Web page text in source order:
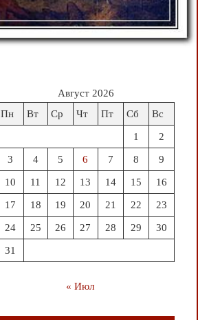
Август 2026
Пн
Вт Ср Чт Пт Сб Вс
1 2
3 4 5 6 7 8 9
10 11 12 13 14 15 16
17 18 19 20 21 22 23
24 25 26 27 28 29 30
31
« Июл